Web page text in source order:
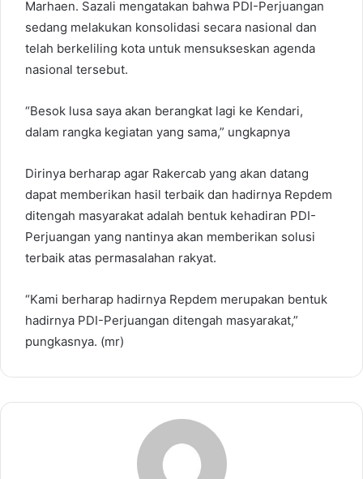
Marhaen. Sazali mengatakan bahwa PDI-Perjuangan
sedang melakukan konsolidasi secara nasional dan
telah berkeliling kota untuk mensukseskan agenda
nasional tersebut.
“Besok lusa saya akan berangkat lagi ke Kendari,
dalam rangka kegiatan yang sama,” ungkapnya
Dirinya berharap agar Rakercab yang akan datang
dapat memberikan hasil terbaik dan hadirnya Repdem
ditengah masyarakat adalah bentuk kehadiran PDI-
Perjuangan yang nantinya akan memberikan solusi
terbaik atas permasalahan rakyat.
“Kami berharap hadirnya Repdem merupakan bentuk
hadirnya PDI-Perjuangan ditengah masyarakat,”
pungkasnya. (mr)